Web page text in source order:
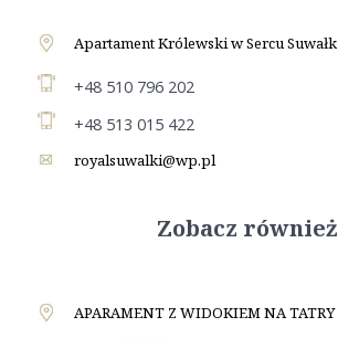
Apartament Królewski w Sercu Suwałk
+48 510 796 202
+48 513 015 422
royalsuwalki@wp.pl
Zobacz również
APARAMENT Z WIDOKIEM NA TATRY